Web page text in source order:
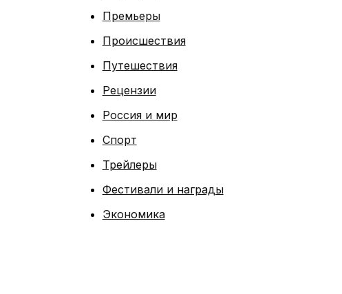
Премьеры
Происшествия
Путешествия
Рецензии
Россия и мир
Спорт
Трейлеры
Фестивали и награды
Экономика